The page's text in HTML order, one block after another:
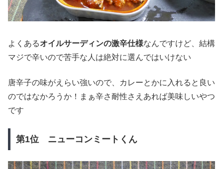
よくあるオイルサーディンの激辛仕様なんですけど、結構
マジで辛いので苦手な人は絶対に選んではいけない
唐辛子の味がえらい強いので、カレーとかに入れると良い
のではなかろうか！まぁ辛さ耐性さえあれば美味しいやつ
です
第1位 ニューコンミートくん